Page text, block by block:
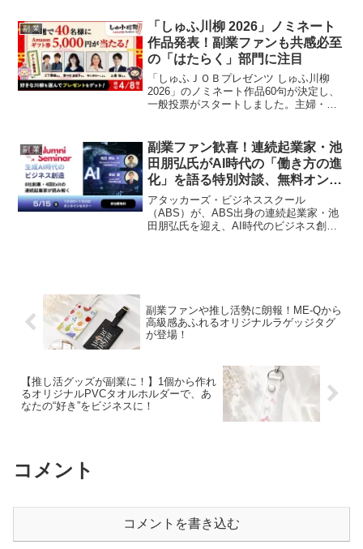
す秘訣を徹底解説。あなたの副業ライフ
を加速させる「推し活」ならぬ「読書
活」を始めましょう！
副 業
「しゅふ川柳 2026」ノミネート
作品発表！副業ファンも共感必至
の「はたらく」部門に注目
「しゅふＪＯＢプレゼンツ しゅふ川柳
2026」のノミネート作品60句が決定し、
一般投票がスタートしました。主婦・主
皆さんにもきっと響くはず！投票に参加
してギフトカードをゲットするチャンス
も。
副 業
副業ファン歓喜！連続起業家・池
田朋弘氏がAI時代の「働き方の進
化」を語る特別対談、無料オンラ
イン開催決定！
アタッカーズ・ビジネススクール
（ABS）が、ABS出身の連続起業家・池
田朋弘氏を迎え、AI時代のビジネス創造
対談は、副業や起業を目指すあなたにと
って、きっと未来を切り開くヒントとな
るでしょう。
副業ファンや推し活勢に朗報！ME-Qから
高級感あふれるオリジナルラゲッジタグ
が登場！
【推し活グッズが副業に！】1個から作れ
るオリジナルPVCタオルホルダーで、あ
なたの“好き”をビジネスに！
コメント
コメントを書き込む